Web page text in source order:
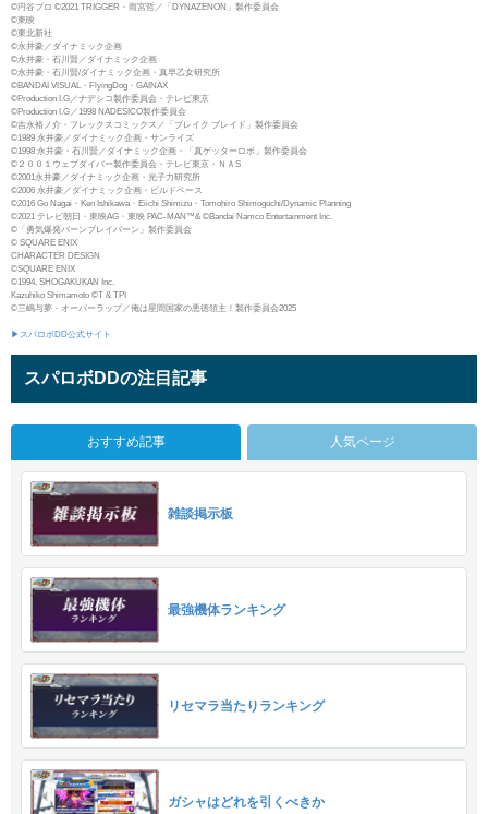
©円谷プロ ©2021 TRIGGER・雨宮哲／「DYNAZENON」製作委員会
©東映
©東北新社
©永井豪／ダイナミック企画
©永井豪・石川賢／ダイナミック企画
©永井豪・石川賢/ダイナミック企画・真早乙女研究所
©BANDAI VISUAL・FlyingDog・GAINAX
©Production I.G／ナデシコ製作委員会・テレビ東京
©Production I.G／1998 NADESICO製作委員会
©吉永裕ノ介・フレックスコミックス／「ブレイク ブレイド」製作委員会
©1989 永井豪／ダイナミック企画・サンライズ
©1998 永井豪・石川賢／ダイナミック企画・「真ゲッターロボ」製作委員会
©２００１ウェブダイバー製作委員会・テレビ東京・ＮＡS
©2001永井豪／ダイナミック企画・光子力研究所
©2006 永井豪／ダイナミック企画・ビルドベース
©2016 Go Nagai・Ken Ishikawa・Eiichi Shimizu・Tomohiro Shimoguchi/Dynamic Planning
©2021 テレビ朝日・東映AG・東映 PAC-MAN™& ©Bandai Namco Entertainment Inc.
©「勇気爆発バーンブレイバーン」製作委員会
© SQUARE ENIX
CHARACTER DESIGN
©SQUARE ENIX
©1994, SHOGAKUKAN Inc.
Kazuhiko Shimamoto ©T & TPI
©三嶋与夢・オーバーラップ／俺は星間国家の悪徳領主！製作委員会2025
▶スパロボDD公式サイト
スパロボDDの注目記事
おすすめ記事 人気ページ
雑談掲示板
最強機体ランキング
リセマラ当たりランキング
ガシャはどれを引くべきか